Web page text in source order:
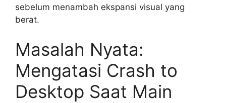
sebelum menambah ekspansi visual yang
berat.
Masalah Nyata:
Mengatasi Crash to
Desktop Saat Main